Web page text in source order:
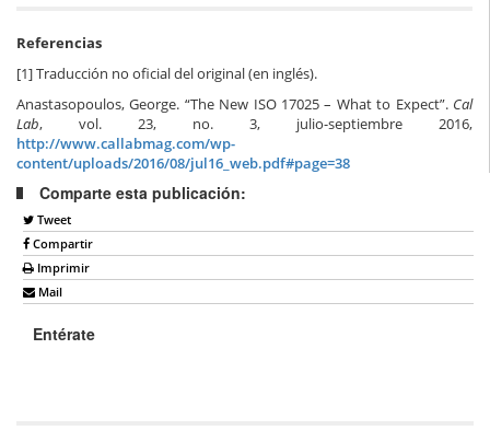
Referencias
[1] Traducción no oficial del original (en inglés).
Anastasopoulos, George. “The New ISO 17025 – What to Expect”. Cal
Lab, vol. 23, no. 3, julio-septiembre 2016,
http://www.callabmag.com/wp-
content/uploads/2016/08/jul16_web.pdf#page=38
Comparte esta publicación:
Tweet
Compartir
Imprimir
Mail
Entérate